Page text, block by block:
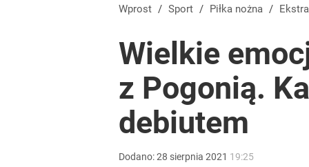
Farmacja: wzrost pod presją. co czeka branżę do
Wrze po roku Nawrockiego. „Największa hańba”
Wprost / Sport / Piłka nożna /
Wielkie
z Pogonią.
debiutem
Dodano:28 sierpnia 2021 19:25